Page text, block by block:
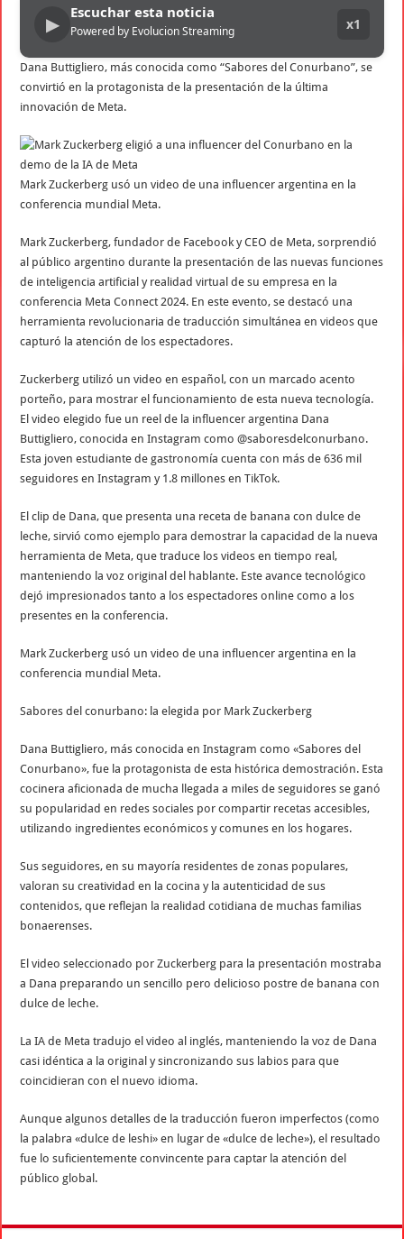
▶
Escuchar esta noticia
Powered by Evolucion Streaming x1
Dana Buttigliero, más conocida como “Sabores del Conurbano”, se
convirtió en la protagonista de la presentación de la última
innovación de Meta.
Mark Zuckerberg usó un video de una influencer argentina en la
conferencia mundial Meta.
Mark Zuckerberg, fundador de Facebook y CEO de Meta, sorprendió
al público argentino durante la presentación de las nuevas funciones
de inteligencia artificial y realidad virtual de su empresa en la
conferencia Meta Connect 2024. En este evento, se destacó una
herramienta revolucionaria de traducción simultánea en videos que
capturó la atención de los espectadores.
Zuckerberg utilizó un video en español, con un marcado acento
porteño, para mostrar el funcionamiento de esta nueva tecnología.
El video elegido fue un reel de la influencer argentina Dana
Buttigliero, conocida en Instagram como @saboresdelconurbano.
Esta joven estudiante de gastronomía cuenta con más de 636 mil
seguidores en Instagram y 1.8 millones en TikTok.
El clip de Dana, que presenta una receta de banana con dulce de
leche, sirvió como ejemplo para demostrar la capacidad de la nueva
herramienta de Meta, que traduce los videos en tiempo real,
manteniendo la voz original del hablante. Este avance tecnológico
dejó impresionados tanto a los espectadores online como a los
presentes en la conferencia.
Mark Zuckerberg usó un video de una influencer argentina en la
conferencia mundial Meta.
Sabores del conurbano: la elegida por Mark Zuckerberg
Dana Buttigliero, más conocida en Instagram como «Sabores del
Conurbano», fue la protagonista de esta histórica demostración. Esta
cocinera aficionada de mucha llegada a miles de seguidores se ganó
su popularidad en redes sociales por compartir recetas accesibles,
utilizando ingredientes económicos y comunes en los hogares.
Sus seguidores, en su mayoría residentes de zonas populares,
valoran su creatividad en la cocina y la autenticidad de sus
contenidos, que reflejan la realidad cotidiana de muchas familias
bonaerenses.
El video seleccionado por Zuckerberg para la presentación mostraba
a Dana preparando un sencillo pero delicioso postre de banana con
dulce de leche.
La IA de Meta tradujo el video al inglés, manteniendo la voz de Dana
casi idéntica a la original y sincronizando sus labios para que
coincidieran con el nuevo idioma.
Aunque algunos detalles de la traducción fueron imperfectos (como
la palabra «dulce de leshi» en lugar de «dulce de leche»), el resultado
fue lo suficientemente convincente para captar la atención del
público global.